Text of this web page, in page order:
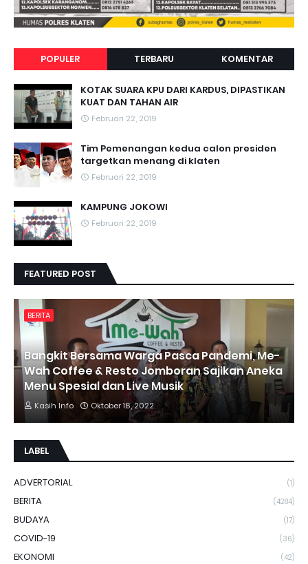
POPULER TERBARU KOMENTAR
KOTAK SUARA KPU DARI KARDUS, DIPASTIKAN
KUAT DAN TAHAN AIR
Februari 22, 2019
Tim Pemenangan kedua calon presiden
targetkan menang di klaten
Februari 22, 2019
KAMPUNG JOKOWI
Februari 22, 2019
FEATURED POST
BERITA
Bangkit Bersama Warga Pasca Pandemi, Me-
Wah Coffee & Resto Jomboran Sajikan Aneka
Menu Spesial dan Live Musik
Kasih Info Oktober 16, 2022
LABEL
ADVERTORIAL (1)
BERITA (4284)
BUDAYA (17)
COVID-19 (36)
EKONOMI (42)